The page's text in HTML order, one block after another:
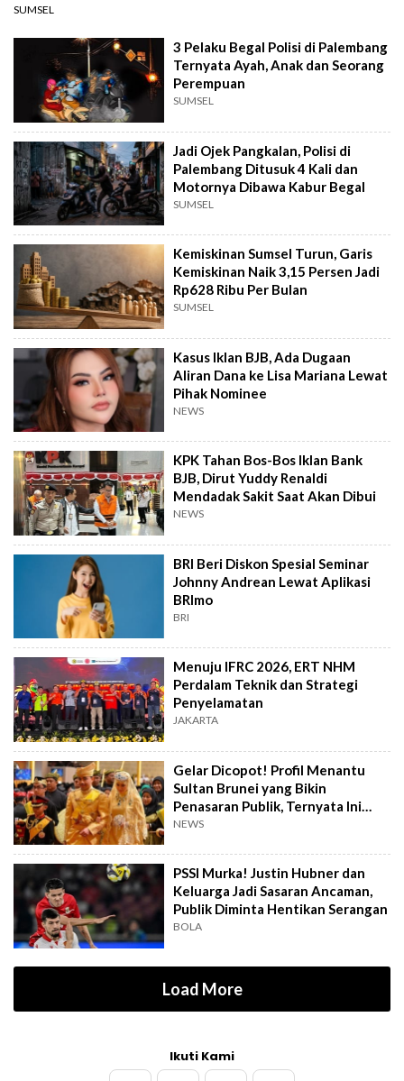
SUMSEL
3 Pelaku Begal Polisi di Palembang
Ternyata Ayah, Anak dan Seorang
Perempuan
SUMSEL
Jadi Ojek Pangkalan, Polisi di
Palembang Ditusuk 4 Kali dan
Motornya Dibawa Kabur Begal
SUMSEL
Kemiskinan Sumsel Turun, Garis
Kemiskinan Naik 3,15 Persen Jadi
Rp628 Ribu Per Bulan
SUMSEL
Kasus Iklan BJB, Ada Dugaan
Aliran Dana ke Lisa Mariana Lewat
Pihak Nominee
NEWS
KPK Tahan Bos-Bos Iklan Bank
BJB, Dirut Yuddy Renaldi
Mendadak Sakit Saat Akan Dibui
NEWS
BRI Beri Diskon Spesial Seminar
Johnny Andrean Lewat Aplikasi
BRImo
BRI
Menuju IFRC 2026, ERT NHM
Perdalam Teknik dan Strategi
Penyelamatan
JAKARTA
Gelar Dicopot! Profil Menantu
Sultan Brunei yang Bikin
Penasaran Publik, Ternyata Ini
Kasusnya
NEWS
PSSI Murka! Justin Hubner dan
Keluarga Jadi Sasaran Ancaman,
Publik Diminta Hentikan Serangan
BOLA
Load More
Ikuti Kami